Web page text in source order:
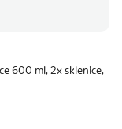
600 ml, 2x sklenice,